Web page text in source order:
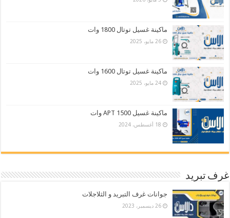
ماكينة غسيل توتال 1800 وات
26 مايو، 2025
ماكينة غسيل توتال 1600 وات
24 مايو، 2025
ماكينة غسيل APT 1500 وات
18 أغسطس، 2024
غرف تبريد
جوانات غرف التبريد و الثلاجلات
26 ديسمبر، 2023